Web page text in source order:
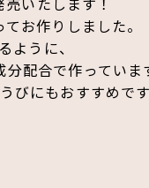
お作りしました。
ように、
配合で作っていま
びにもおすすめです